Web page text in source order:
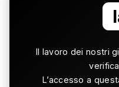
Il lavoro dei nostri
L’accesso a